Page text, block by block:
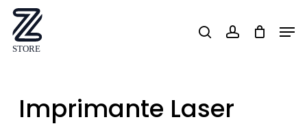
Skip
main
searchaccount
Imprimante Laser
Close